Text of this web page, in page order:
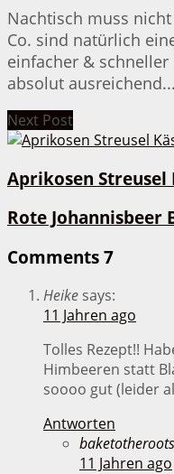
Nachtisch muss
Co. sind natürlich
einfacher &
absolut
Next Post
Aprikosen Streusel
Rote Johannisbeer
Comments 7
Heike says:
11 Jahren ago
Tolles Rezept!!
Himbeeren statt
soooo gut (leider
Antworten
baketotheroots
11 Jahren ago